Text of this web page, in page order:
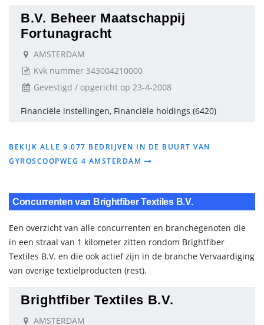
B.V. Beheer Maatschappij
Fortunagracht
AMSTERDAM
Kvk nummer 343004210000
Gevestigd / opgericht op 23-4-2008
Financiële instellingen, Financiële holdings (6420)
BEKIJK ALLE 9.077 BEDRIJVEN IN DE BUURT VAN
GYROSCOOPWEG 4 AMSTERDAM
Concurrenten van Brightfiber Textiles B.V.
Een overzicht van alle concurrenten en branchegenoten die
in een straal van 1 kilometer zitten rondom Brightfiber
Textiles B.V. en die ook actief zijn in de branche Vervaardiging
van overige textielproducten (rest).
Brightfiber Textiles B.V.
AMSTERDAM